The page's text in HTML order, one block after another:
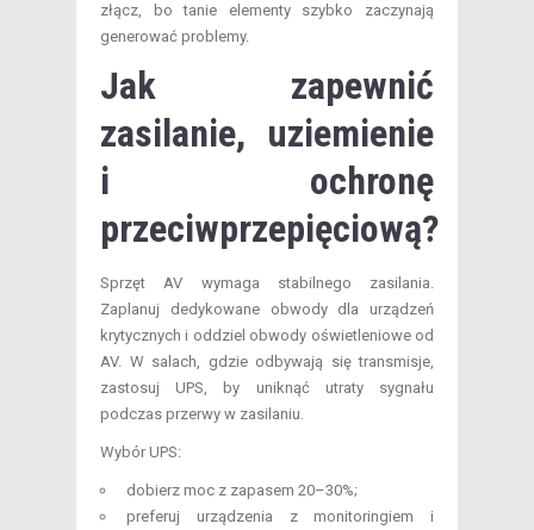
złącz, bo tanie elementy szybko zaczynają
generować problemy.
Jak zapewnić
zasilanie, uziemienie
i ochronę
przeciwprzepięciową?
Sprzęt AV wymaga stabilnego zasilania.
Zaplanuj dedykowane obwody dla urządzeń
krytycznych i oddziel obwody oświetleniowe od
AV. W salach, gdzie odbywają się transmisje,
zastosuj UPS, by uniknąć utraty sygnału
podczas przerwy w zasilaniu.
Wybór UPS:
dobierz moc z zapasem 20–30%;
preferuj urządzenia z monitoringiem i